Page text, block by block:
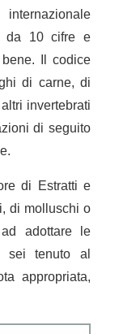
da 10 cifre e
Il codice
di carne, di
invertebrati
di seguito
di Estratti e
di molluschi o
adottare le
sei tenuto al
appropriata,